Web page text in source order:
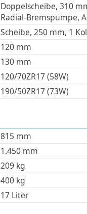
Doppelscheibe, 310
Radial-Bremspumpe,
Scheibe, 250 mm, 1
120 mm
130 mm
120/70ZR17 (58W)
190/50ZR17 (73W)
815 mm
1.450 mm
209 kg
400 kg
17 Liter